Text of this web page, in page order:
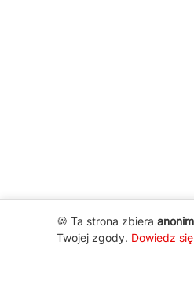
🍪 Ta strona zbiera
Twojej zgody. Dowiedz